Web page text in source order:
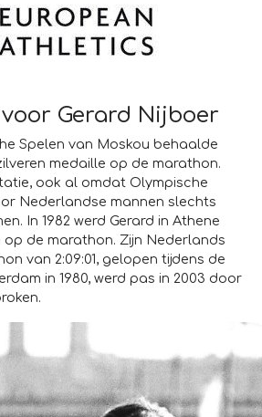
voor Gerard Nijboer
Spelen van Moskou behaalde
medaille op de marathon.
ook al omdat Olympische
Nederlandse mannen slechts
In 1982 werd Gerard in Athene
op de marathon. Zijn Nederlands
van 2:09:01, gelopen tijdens de
in 1980, werd pas in 2003 door